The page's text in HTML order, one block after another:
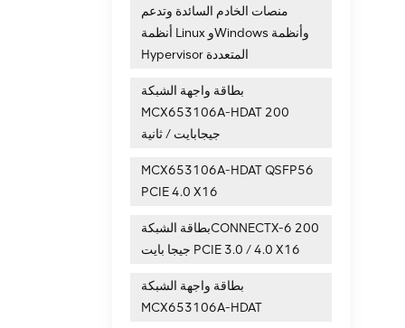
منصات الخادم السائدة وتدعم
أنظمة Linux وWindows وأنظمة
Hypervisor المتعددة
بطاقة واجهة الشبكة
MCX653106A-HDAT 200
جيجابايت / ثانية
MCX653106A-HDAT QSFP56
PCIE 4.0 X16
بطاقة الشبكةCONNECTX-6 200
جيجا بايت PCIE 3.0 / 4.0 X16
بطاقة واجهة الشبكة
MCX653106A-HDAT